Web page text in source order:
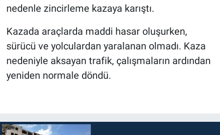
nedenle zincirleme kazaya karıştı.
Kazada araçlarda maddi hasar oluşurken,
sürücü ve yolculardan yaralanan olmadı. Kaza
nedeniyle aksayan trafik, çalışmaların ardından
yeniden normale döndü.